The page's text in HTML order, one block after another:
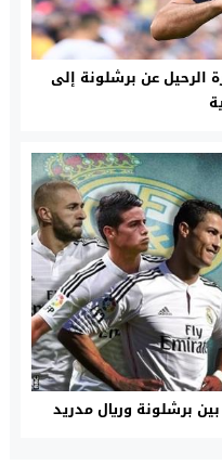
عن برشلونة إلى
برشلونة وريال مدريد